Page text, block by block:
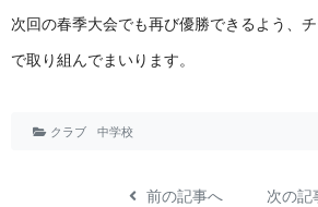
次回の春季大会でも再び優勝できるよう、
で取り組んでまいります。
クラブ 中学校
前の記事へ 次の記